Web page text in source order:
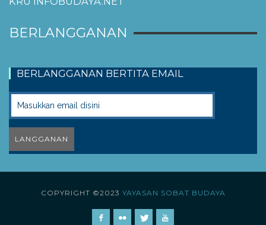
BERLANGGANAN
BERLANGGANAN BERTITA EMAIL
COPYRIGHT ©2023 YAYASAN SOBAT BUDAYA